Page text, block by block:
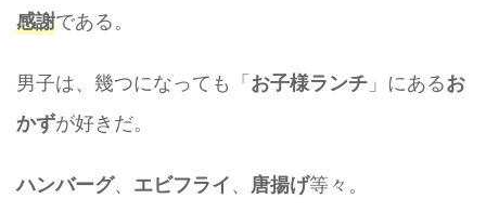
感謝である。
男子は、幾つになっても「お子様ランチ 」にあるお
かずが好きだ。
ハンバーグ、 エビフライ、 唐揚げ等々。